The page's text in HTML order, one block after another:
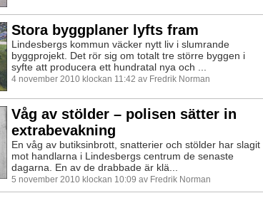
Stora byggplaner lyfts fram
Lindesbergs kommun väcker nytt liv i slumrande
byggprojekt. Det rör sig om totalt tre större byggen i
syfte att producera ett hundratal nya och ...
4 november 2010 klockan 11:42 av Fredrik Norman
Våg av stölder – polisen sätter in
extrabevakning
En våg av butiksinbrott, snatterier och stölder har slagit
mot handlarna i Lindesbergs centrum de senaste
dagarna. En av de drabbade är klä...
5 november 2010 klockan 10:09 av Fredrik Norman